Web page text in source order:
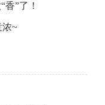
”了！
浓~